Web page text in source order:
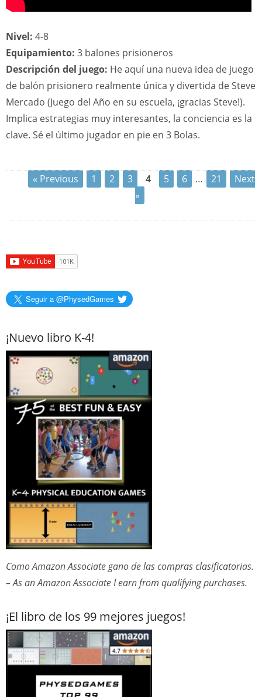
Nivel: 4-8
Equipamiento: 3 balones prisioneros
Descripción del juego: He aquí una nueva idea de juego
de balón prisionero realmente única y divertida de Steve
Mercado (Juego del Año en su escuela, ¡gracias Steve!).
Implica estrategias muy interesantes, la conciencia es la
clave. Sé el último jugador en pie en 3 Bolas.
« Previous 1 2 3 4 5 6 … 21
Next
»
Seguir a @PhysedGames
¡Nuevo libro K-4!
Como Amazon Associate gano de las compras clasificatorias.
– As an Amazon Associate I earn from qualifying purchases.
¡El libro de los 99 mejores juegos!